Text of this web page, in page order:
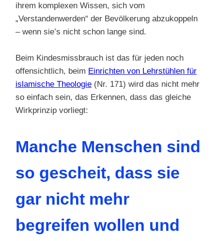
ihrem komplexen Wissen, sich vom
„Verstandenwerden“ der Bevölkerung abzukoppeln
– wenn sie’s nicht schon lange sind.
Beim Kindesmissbrauch ist das für jeden noch
offensichtlich, beim Einrichten von Lehrstühlen für
islamische Theologie (Nr. 171) wird das nicht mehr
so einfach sein, das Erkennen, dass das gleiche
Wirkprinzip vorliegt:
Manche Menschen sind
so gescheit, dass sie
gar nicht mehr
begreifen wollen und